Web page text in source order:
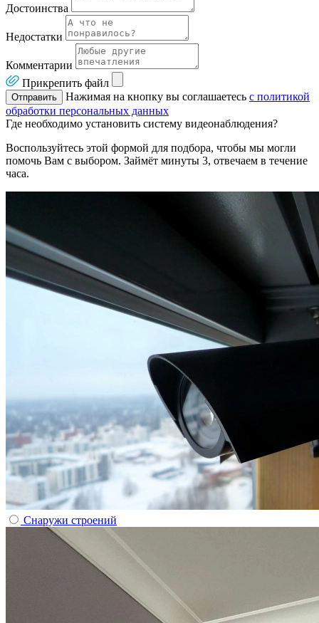
Достоинства
Недостатки
Комментарии
Прикрепить файл
Отправить Нажимая на кнопку вы соглашаетесь с политикой
обработки персональных данных
Где необходимо установить систему видеонаблюдения?
Воспользуйтесь этой формой для подбора, чтобы мы могли
помочь Вам с выбором. Займёт минуты 3, отвечаем в течение
часа.
Снаружи строений